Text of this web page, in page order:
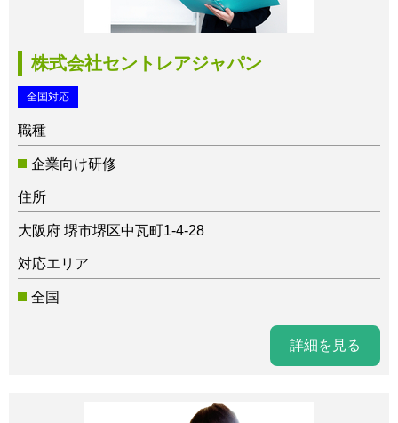
株式会社セントレアジャパン
全国対応
職種
企業向け研修
住所
大阪府 堺市堺区中瓦町1-4-28
対応エリア
全国
詳細を見る